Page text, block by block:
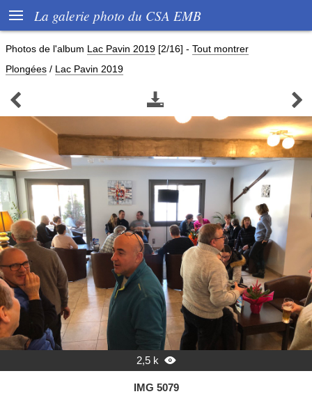
 La galerie photo du CSA EMB
Photos de l'album Lac Pavin 2019 [2/16] - Tout montrer
Plongées / Lac Pavin 2019
  
2,5 k 
IMG 5079